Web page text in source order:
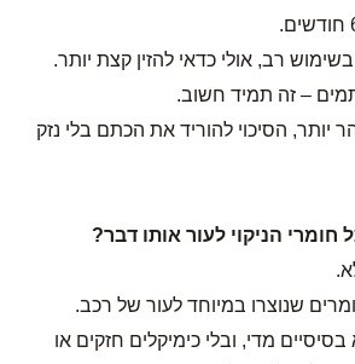
רב, אולי כדאי להזין קצת יותר.
– זה תמיד חשוב.
יותר, הסיכוי להוריד את הכתם בלי נזק
הניקוי לעור אותו דבר?
שנוצרו במיוחד לעור של רכב.
מדי, ובלי כימיקלים חזקים או